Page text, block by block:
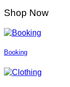
Shop Now
Booking